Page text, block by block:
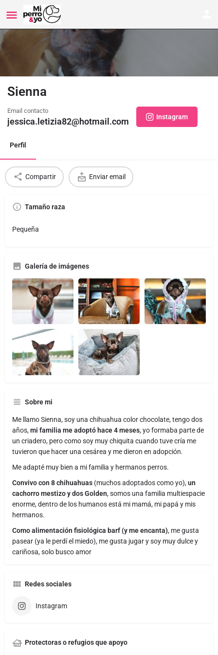
Sienna
Email contacto
jessica.letizia82@hotmail.com Instagram
Perfil
Compartir Enviar email
Tamaño raza
Pequeña
Galería de imágenes
Sobre mi
Me llamo Sienna, soy una chihuahua color chocolate, tengo dos
años,mi familia me adoptó hace 4 meses, yo formaba parte de
un criadero, pero como soy muy chiquita cuando tuve cría me
tuvieron que hacer una cesárea y me dieron en adopción.
Me adapté muy bien a mi familia y hermanos perros.
Convivo con 8 chihuahuas (muchos adoptados como yo),un
cachorro mestizo y dos Golden, somos una familia multiespacie
enorme, dentro de los humanos está mi mamá, mi papá y mis
hermanos.
Como alimentación fisiológica barf (y me encanta), me gusta
pasear (ya le perdí el miedo), me gusta jugar y soy muy dulce y
cariñosa, solo busco amor
Redes sociales
Instagram
Protectoras o refugios que apoyo